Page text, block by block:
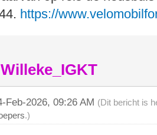
https://
Willeke_IGKT
Feb-2026, 09:26 AM (Dit bericht is
.)